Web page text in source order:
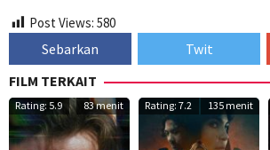
Post Views: 580
Sebarkan Twit
FILM TERKAIT
Rating: 5.9 83 menit Rating: 7.2 135 menit